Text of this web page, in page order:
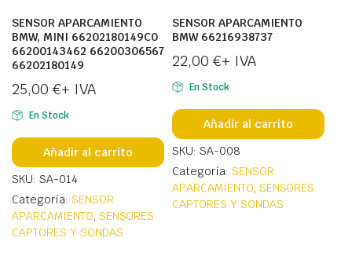
SENSOR APARCAMIENTO
BMW, MINI 66202180149C0
66200143462 66200306567
66202180149
25,00 €+ IVA
En Stock
Añadir al carrito
SKU: SA-014
Categoría: SENSOR
APARCAMIENTO, SENSORES
CAPTORES Y SONDAS
SENSOR APARCAMIENTO
BMW 66216938737
22,00 €+ IVA
En Stock
Añadir al carrito
SKU: SA-008
Categoría: SENSOR
APARCAMIENTO, SENSORES
CAPTORES Y SONDAS